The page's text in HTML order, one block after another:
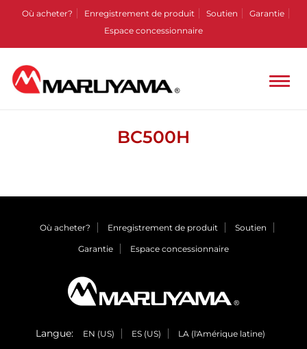
Où acheter? Enregistrement de produit Soutien
Garantie
Espace concessionnaire
BC500H
Où acheter? Enregistrement de produit Soutien
Garantie Espace concessionnaire
Langue: EN (US) ES (US) LA (l'Amérique latine)